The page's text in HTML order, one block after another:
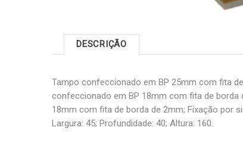
DESCRIÇÃO
Tampo confeccionado em BP 25mm com fita
confeccionado em BP 18mm com fita de
18mm com fita de borda de 2mm; Fixação por
Largura: 45; Profundidade: 40; Altura: 160.